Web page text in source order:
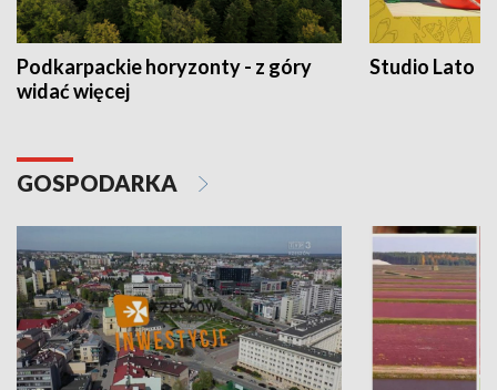
Podkarpackie horyzonty - z góry
widać więcej
Studio Lato
GOSPODARKA